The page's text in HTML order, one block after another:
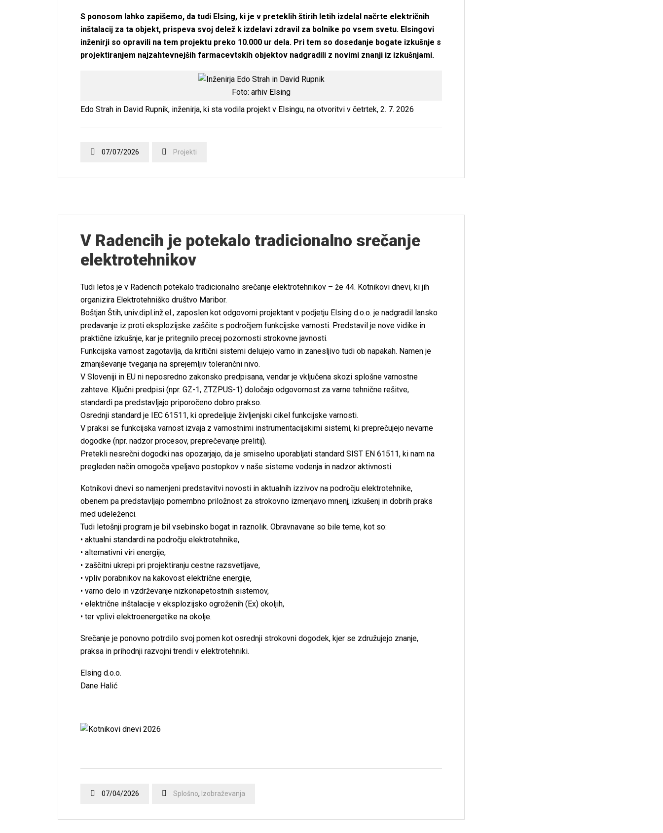
S ponosom lahko zapišemo, da tudi Elsing, ki je v preteklih štirih letih izdelal načrte električnih
inštalacij za ta objekt, prispeva svoj delež k izdelavi zdravil za bolnike po vsem svetu. Elsingovi
inženirji so opravili na tem projektu preko 10.000 ur dela. Pri tem so dosedanje bogate izkušnje s
projektiranjem najzahtevnejših farmacevtskih objektov nadgradili z novimi znanji iz izkušnjami.
Foto: arhiv Elsing
Edo Strah in David Rupnik, inženirja, ki sta vodila projekt v Elsingu, na otvoritvi v četrtek, 2. 7. 2026
07/07/2026 Projekti
V Radencih je potekalo tradicionalno srečanje
elektrotehnikov
Tudi letos je v Radencih potekalo tradicionalno srečanje elektrotehnikov – že 44. Kotnikovi dnevi, ki jih
organizira Elektrotehniško društvo Maribor.
Boštjan Štih, univ.dipl.inž.el., zaposlen kot odgovorni projektant v podjetju Elsing d.o.o. je nadgradil lansko
predavanje iz proti eksplozijske zaščite s področjem funkcijske varnosti. Predstavil je nove vidike in
praktične izkušnje, kar je pritegnilo precej pozornosti strokovne javnosti.
Funkcijska varnost zagotavlja, da kritični sistemi delujejo varno in zanesljivo tudi ob napakah. Namen je
zmanjševanje tveganja na sprejemljiv tolerančni nivo.
V Sloveniji in EU ni neposredno zakonsko predpisana, vendar je vključena skozi splošne varnostne
zahteve. Ključni predpisi (npr. GZ-1, ZTZPUS-1) določajo odgovornost za varne tehnične rešitve,
standardi pa predstavljajo priporočeno dobro prakso.
Osrednji standard je IEC 61511, ki opredeljuje življenjski cikel funkcijske varnosti.
V praksi se funkcijska varnost izvaja z varnostnimi instrumentacijskimi sistemi, ki preprečujejo nevarne
dogodke (npr. nadzor procesov, preprečevanje prelitij).
Pretekli nesrečni dogodki nas opozarjajo, da je smiselno uporabljati standard SIST EN 61511, ki nam na
pregleden način omogoča vpeljavo postopkov v naše sisteme vodenja in nadzor aktivnosti.
Kotnikovi dnevi so namenjeni predstavitvi novosti in aktualnih izzivov na področju elektrotehnike,
obenem pa predstavljajo pomembno priložnost za strokovno izmenjavo mnenj, izkušenj in dobrih praks
med udeleženci.
Tudi letošnji program je bil vsebinsko bogat in raznolik. Obravnavane so bile teme, kot so:
• aktualni standardi na področju elektrotehnike,
• alternativni viri energije,
• zaščitni ukrepi pri projektiranju cestne razsvetljave,
• vpliv porabnikov na kakovost električne energije,
• varno delo in vzdrževanje nizkonapetostnih sistemov,
• električne inštalacije v eksplozijsko ogroženih (Ex) okoljih,
• ter vplivi elektroenergetike na okolje.
Srečanje je ponovno potrdilo svoj pomen kot osrednji strokovni dogodek, kjer se združujejo znanje,
praksa in prihodnji razvojni trendi v elektrotehniki.
Elsing d.o.o.
Dane Halić
07/04/2026 Splošno, Izobraževanja